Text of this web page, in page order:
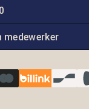
medewerker